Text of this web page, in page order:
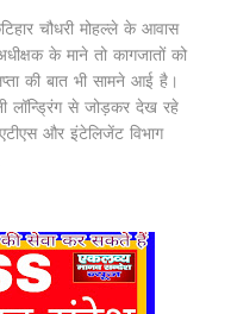
चौधरी मोहल्ले के आवास
के माने तो कागजातों को
की बात भी सामने आई है।
लॉन्ड्रिंग से जोड़कर देख रहे
और इंटेलिजेंट विभाग